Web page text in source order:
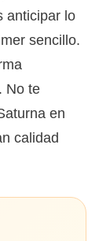
anticipar lo
sencillo.
No te
en
calidad